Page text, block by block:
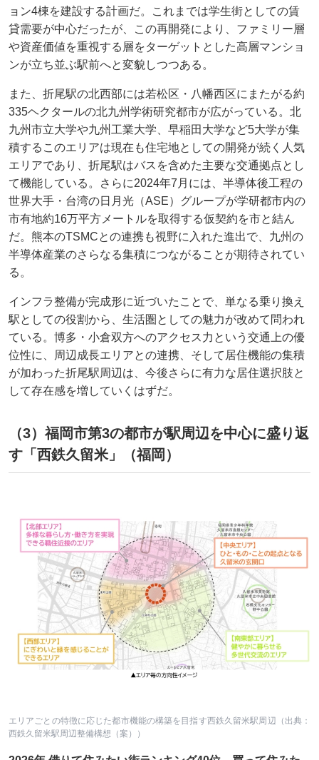
ョン4棟を建設する計画だ。これまでは学生街としての賃
貸需要が中心だったが、この再開発により、ファミリー層
や資産価値を重視する層をターゲットとした高層マンショ
ンが立ち並ぶ駅前へと変貌しつつある。
また、折尾駅の北西部には若松区・八幡西区にまたがる約
335ヘクタールの北九州学術研究都市が広がっている。北
九州市立大学や九州工業大学、早稲田大学など5大学が集
積するこのエリアは現在も住宅地としての開発が続く人気
エリアであり、折尾駅はバスを含めた主要な交通拠点とし
て機能している。さらに2024年7月には、半導体後工程の
世界大手・台湾の日月光（ASE）グループが学研都市内の
市有地約16万平方メートルを取得する仮契約を市と結ん
だ。熊本のTSMCとの連携も視野に入れた進出で、九州の
半導体産業のさらなる集積につながることが期待されてい
る。
インフラ整備が完成形に近づいたことで、単なる乗り換え
駅としての役割から、生活圏としての魅力が改めて問われ
ている。博多・小倉双方へのアクセス力という交通上の優
位性に、周辺成長エリアとの連携、そして居住機能の集積
が加わった折尾駅周辺は、今後さらに有力な居住選択肢と
して存在感を増していくはずだ。
（3）福岡市第3の都市が駅周辺を中心に盛り返
す「西鉄久留米」（福岡）
エリアごとの特徴に応じた都市機能の構築を目指す西鉄久留米駅周辺（出典：
西鉄久留米駅周辺整備構想（案））